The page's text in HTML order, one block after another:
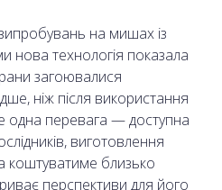
на мишах із
нова технологія показала
загоювалися
ніж після використання
одна перевага — доступна
виготовлення
коштуватиме близько
перспективи для його